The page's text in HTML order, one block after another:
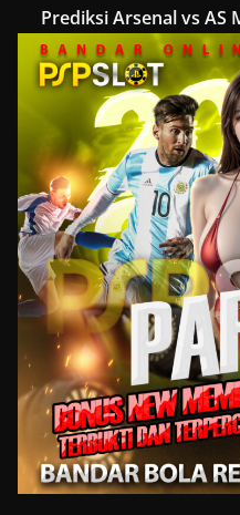
Prediksi Arsenal vs AS